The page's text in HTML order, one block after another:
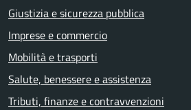
Giustizia e sicurezza pubblica
Imprese e commercio
Mobilità e trasporti
Salute, benessere e assistenza
Tributi, finanze e contravvenzioni